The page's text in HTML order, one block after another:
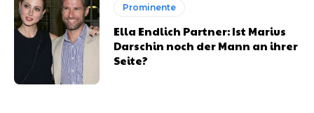
Prominente
Ella Endlich Partner: Ist Marius
Darschin noch der Mann an ihrer
Seite?